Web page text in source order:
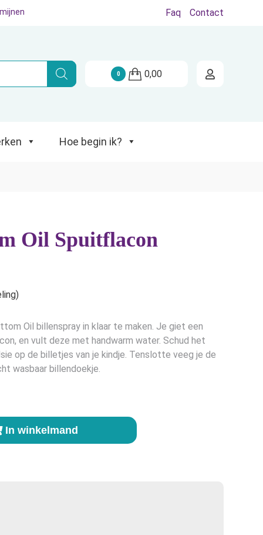
Hoe begin ik?
Faq Contact
0 0,00
Hoe begin ik?
Oil Spuitflacon
Oil billenspray in klaar te maken. Je giet een
en vult deze met handwarm water. Schud het
op de billetjes van je kindje. Tenslotte veeg je de
wasbaar billendoekje.
In winkelmand